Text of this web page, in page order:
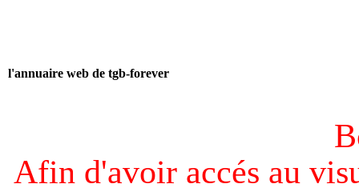
l'annuaire web de tgb-forever
Afin d'avoir accés au